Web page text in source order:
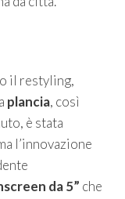
il restyling,
plancia, così
è stata
l’innovazione
da 5” che